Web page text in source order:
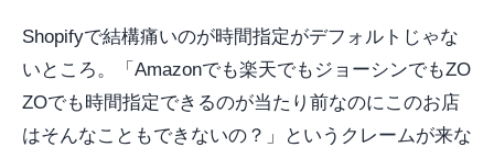
Shopifyで結構痛いのが時間指定がデフォルトじゃな
いところ。「Amazonでも楽天でもジョーシンでもZO
ZOでも時間指定できるのが当たり前なのにこのお店
はそんなこともできないの？」というクレームが来な